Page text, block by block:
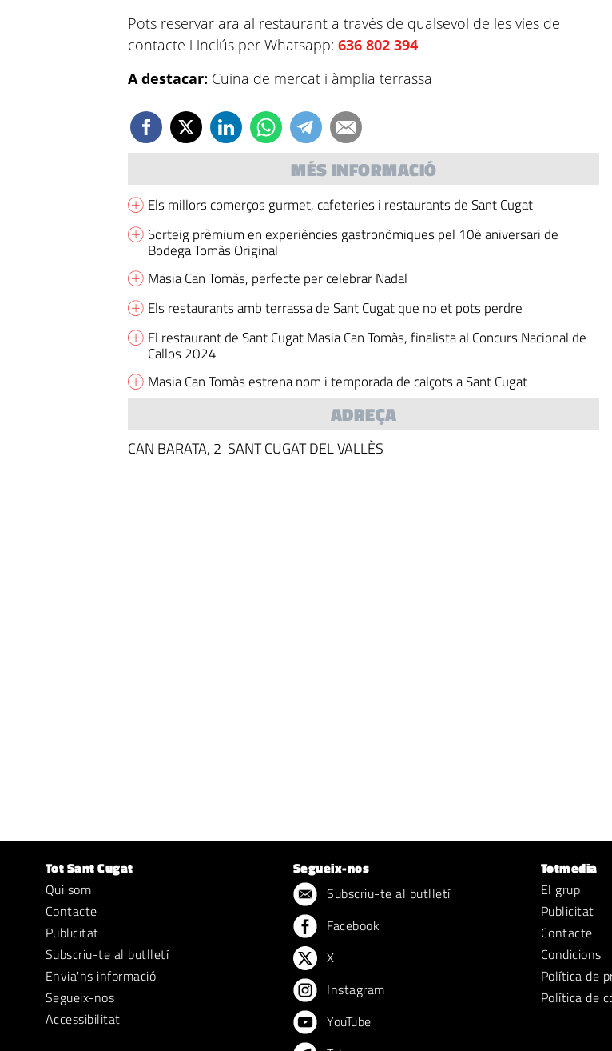
Pots reservar ara al restaurant a través de qualsevol de les vies de
contacte i inclús per Whatsapp:636 802 394
A destacar: Cuina de mercat i àmplia terrassa
MÉS INFORMACIÓ
Els millors comerços gurmet, cafeteries i restaurants de Sant Cugat
Sorteig prèmium en experiències gastronòmiques pel 10è aniversari de
Bodega Tomàs Original
Masia Can Tomàs, perfecte per celebrar Nadal
Els restaurants amb terrassa de Sant Cugat que no et pots perdre
El restaurant de Sant Cugat Masia Can Tomàs, finalista al Concurs Nacional de
Callos 2024
Masia Can Tomàs estrena nom i temporada de calçots a Sant Cugat
ADREÇA
CAN BARATA, 2 SANT CUGAT DEL VALLÈS
Tot Sant Cugat
Qui som
Contacte
Publicitat
Subscriu-te al butlletí
Envia'ns informació
Segueix-nos
Accessibilitat
Segueix-nos
Subscriu-te al butlletí
Facebook
X
Instagram
YouTube
Totmedia
El grup
Publicitat
Contacte
Condicions
Política de
Política de